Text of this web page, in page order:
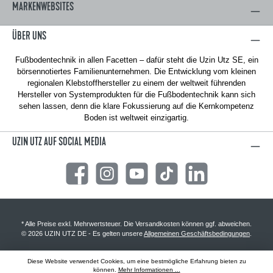
MARKENWEBSITES
ÜBER UNS
Fußbodentechnik in allen Facetten – dafür steht die Uzin Utz SE, ein
börsennotiertes Familienunternehmen. Die Entwicklung vom kleinen
regionalen Klebstoffhersteller zu einem der weltweit führenden
Hersteller von Systemprodukten für die Fußbodentechnik kann sich
sehen lassen, denn die klare Fokussierung auf die Kernkompetenz
Boden ist weltweit einzigartig.
UZIN UTZ AUF SOCIAL MEDIA
Facebook Instagram YouTube TikTok
* Alle Preise exkl. Mehrwertsteuer. Die Versandkosten können ggf. abweichen.
© 2026 UZIN UTZ DE - Es gelten unsereAllgemeinen Geschäftsbedingungen
Diese Website verwendet Cookies, um eine bestmögliche Erfahrung bieten zu
können. Mehr Informationen ...